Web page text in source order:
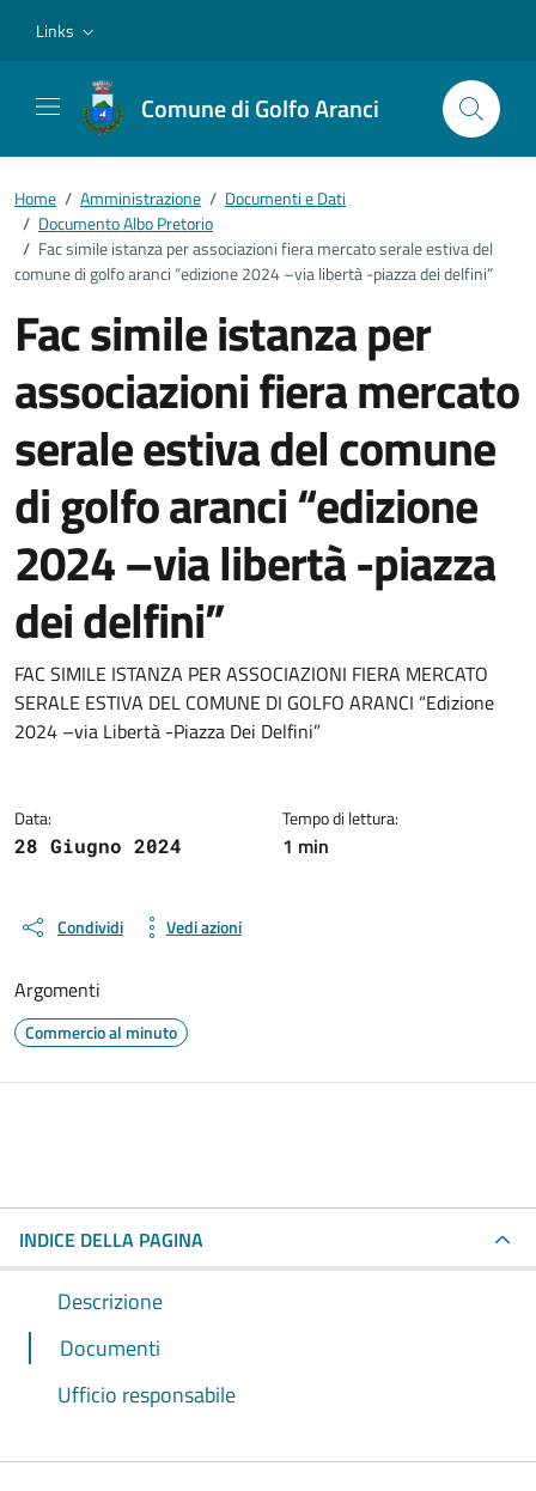
Links
Comune di Golfo Aranci
Home / Amministrazione / Documenti e Dati
/ Documento Albo Pretorio
/ Fac simile istanza per associazioni fiera mercato serale estiva del
comune di golfo aranci “edizione 2024 –via libertà -piazza dei delfini”
Fac simile istanza per
associazioni fiera mercato
serale estiva del comune
di golfo aranci “edizione
2024 –via libertà -piazza
dei delfini”
Dettagli del documento
FAC SIMILE ISTANZA PER ASSOCIAZIONI FIERA MERCATO
SERALE ESTIVA DEL COMUNE DI GOLFO ARANCI “Edizione
2024 –via Libertà -Piazza Dei Delfini”
Data:
28 Giugno 2024
Tempo di lettura:
1 min
Condividi Vedi azioni
Argomenti
Commercio al minuto
INDICE DELLA PAGINA
Descrizione
Documenti
Ufficio responsabile